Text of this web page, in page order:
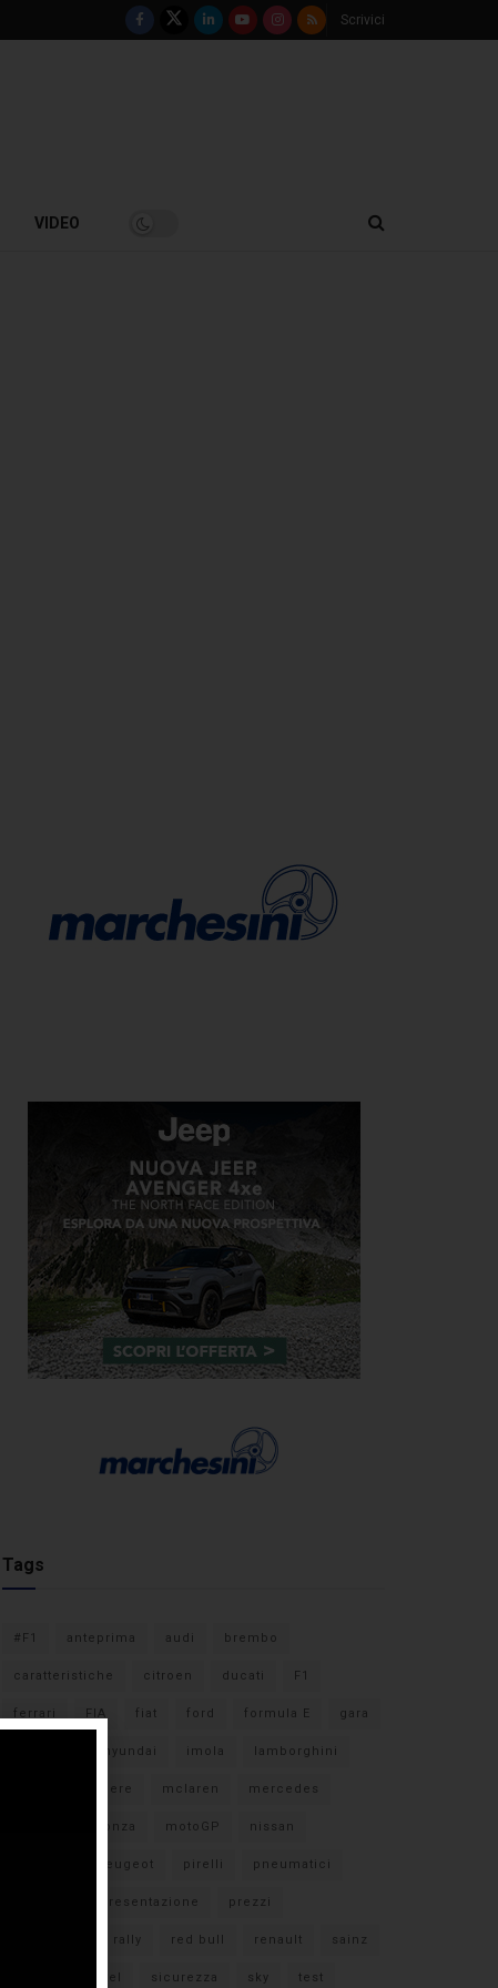
Scrivici
VIDEO
Tags
#F1 anteprima audi brembo
caratteristiche citroen ducati F1
ferrari FIA fiat ford formula E gara
hyundai imola lamborghini
libere mclaren mercedes
monza motoGP nissan
peugeot pirelli pneumatici
presentazione prezzi
rally red bull renault sainz
sebastian vettel sicurezza sky test